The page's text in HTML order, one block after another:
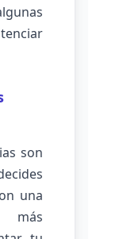
son
una
más